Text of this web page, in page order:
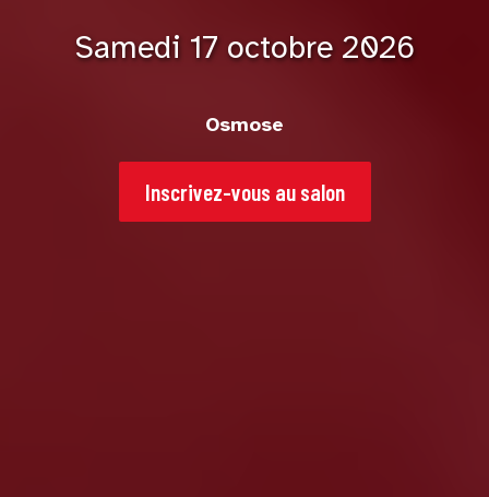
Samedi 17 octobre 2026
Osmose
Inscrivez-vous au salon